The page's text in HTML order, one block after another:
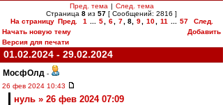
Пред. тема | След. тема
Страница 8 из 57 [ Сообщений: 2816 ]
На страницу Пред. 1 5 6 7 8, 9 10 11 57
След.
Начать новую тему
Добавить
Версия для печати
01.02.2024 - 29.02.2024
МосфОлд -
26 фев 2024 10:43
нуль » 26 фев 2024 07:09